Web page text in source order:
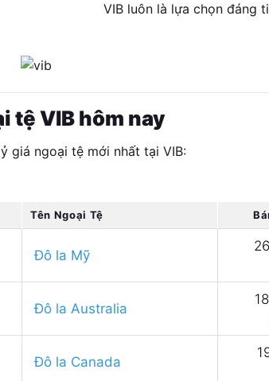
VIB luôn là lựa chọn đáng
tệ VIB hôm nay
giá ngoại tệ mới nhất tại VIB:
Tên Ngoại Tệ
Đô la Mỹ
Đô la Australia
Đô la Canada